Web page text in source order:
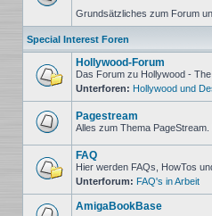
Keine
Grundsätzliches zum Forum
Special Interest Foren
Keine
ungelesenen
Beiträge
Hollywood-Forum
Das Forum zu Hollywood -
Unterforen: Hollywood und
ungelesenen
Beiträge
Pagestream
Alles zum Thema
Keine
ungelesenen
Beiträge
FAQ
Hier werden FAQs, HowTos
Unterforum: FAQ's in Arbeit
AmigaBookBase